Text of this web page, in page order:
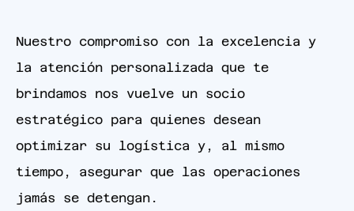
Nuestro compromiso con la excelencia y
la atención personalizada que te
brindamos nos vuelve un socio
estratégico para quienes desean
optimizar su logística y, al mismo
tiempo, asegurar que las operaciones
jamás se detengan.